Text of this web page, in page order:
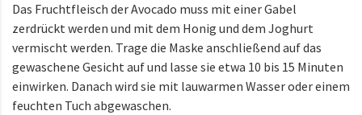
Das Fruchtfleisch der Avocado muss mit einer Gabel
zerdrückt werden und mit dem Honig und dem Joghurt
vermischt werden. Trage die Maske anschließend auf das
gewaschene Gesicht auf und lasse sie etwa 10 bis 15 Minuten
einwirken. Danach wird sie mit lauwarmen Wasser oder einem
feuchten Tuch abgewaschen.